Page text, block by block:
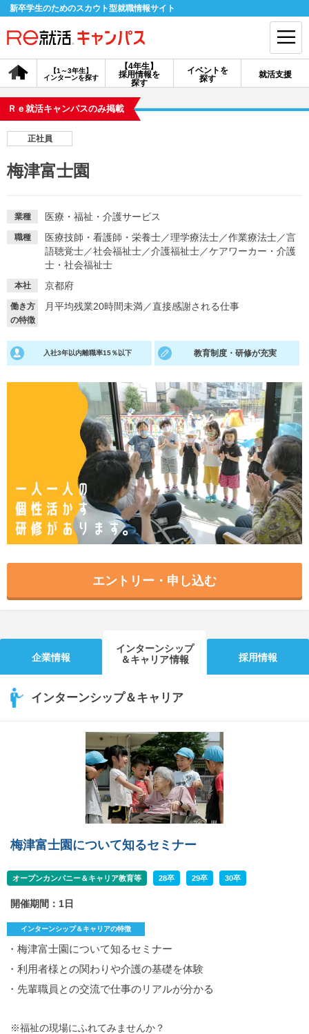
新卒学生のためのスカウト型就職情報サイト
【4年生】
採用情報を
探す
【1～3年生】
インターンを探す
イベントを
探す
就活支援
会員登録 ログイン
探す
イベントを探す スカウト お知らせ
就活ノウハウが満載！ お役立ち記事・相談室など
適職診断
あなたに合う仕事を診断！
就活チャンネル
動画で対策講座をチェック
就活ニュースペーパー
就活時事ニュースを更新
よくある質問
不明点があればこちら
Ｒｅ就活キャンパスのみ掲載
正社員
梅津富士園
業種 医療・福祉・介護サービス
職種 医療技師・看護師・栄養士／理学療法士／作業療法士／言
語聴覚士／社会福祉士／介護福祉士／ケアワーカー・介護
士・社会福祉士
本社 京都府
働き方
の特徴
月平均残業20時間未満／直接感謝される仕事
入社3年以内離職率15％以下 教育制度・研修が充実
エントリー・申し込む
企業情報
インターンシップ
＆キャリア情報
採用情報
インターンシップ＆キャリア
梅津富士園について知るセミナー
オープンカンパニー＆キャリア教育等 28卒 29卒 30卒
開催期間：1日
インターンシップ＆キャリアの特徴
・梅津富士園について知るセミナー
・利用者様との関わりや介護の基礎を体験
・先輩職員との交流で仕事のリアルが分かる
※福祉の現場にふれてみませんか？